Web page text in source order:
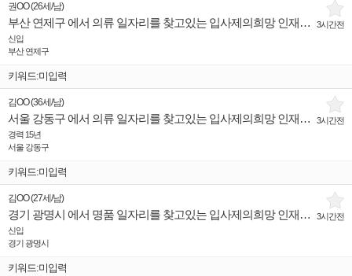
3시간전
권OO(26세 /남)
부산 연제구 에서 의류 일자리를 찾고있는 입사제의희망 인재입니다.
신입
부산 연제구
키워드:미입력
3시간전
김OO(36세 /남)
서울 강동구 에서 의류 일자리를 찾고있는 입사제의희망 인재입니다.
경력 15년
서울 강동구
키워드:미입력
3시간전
김OO(27세 /남)
경기 광명시 에서 명품 일자리를 찾고있는 입사제의희망 인재입니다.
신입
경기 광명시
키워드:미입력